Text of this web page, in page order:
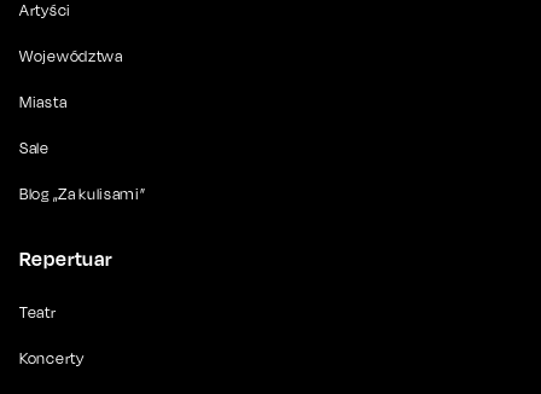
Artyści
Województwa
Miasta
Sale
Blog „Za kulisami”
Repertuar
Teatr
Koncerty